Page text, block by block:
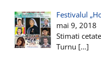
Festivalul
mai 9, 2018
Stimati
Turnu […]